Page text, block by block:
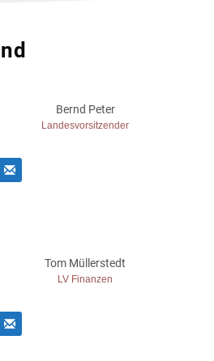
Bernd Peter
Landesvorsitzender
Tom Müllerstedt
LV Finanzen